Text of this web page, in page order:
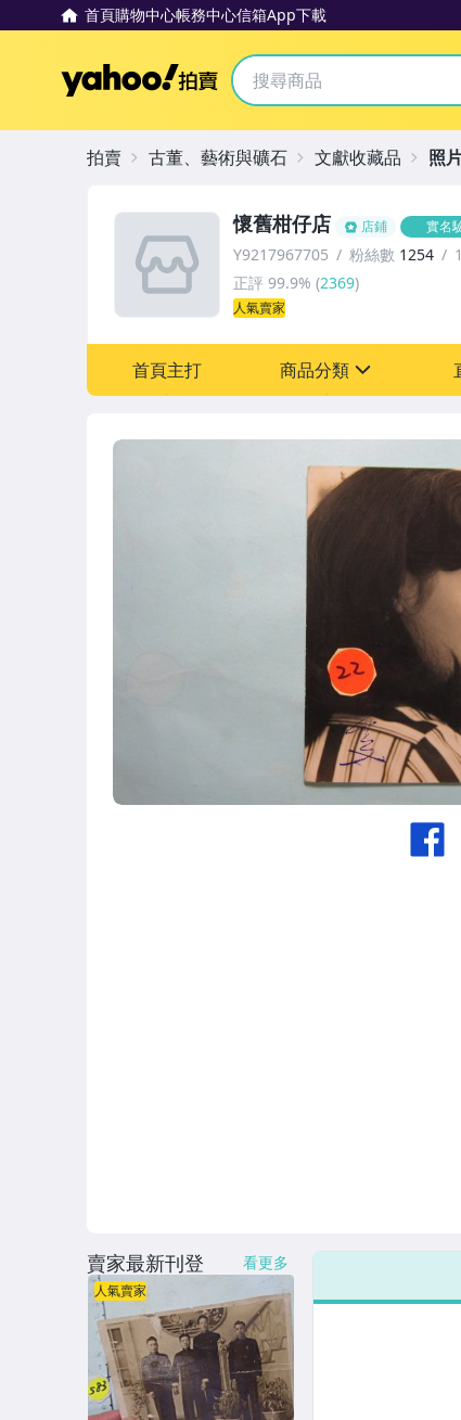
首頁購物中心帳務中心信箱App下載
Yahoo拍賣
懷舊柑仔店 店鋪 實名
Y9217967705 粉絲數 1254
正評 99.9% (2369)
人氣賣家
首頁主打 商品分類
拍賣 古董、藝術與礦石 文獻收藏品 照
賣家最新刊登 看更多
人氣賣家